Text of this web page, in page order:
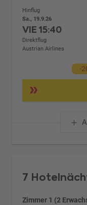
Hinflug
Sa., 19.9.26
VIE15:40
Direktflug
Austrian Airlines
-
7
Zimmer 1 (2